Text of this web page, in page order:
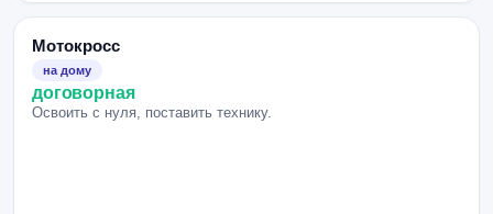
Мотокросс
на дому
договорная
Освоить с нуля, поставить технику.